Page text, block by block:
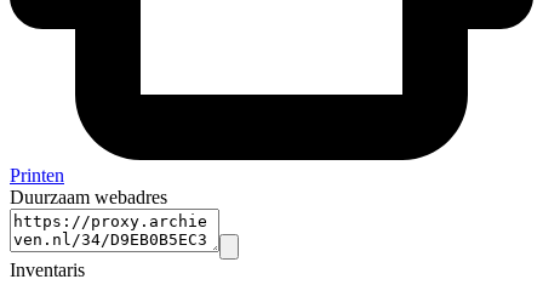
Printen
Duurzaam webadres
Inventaris